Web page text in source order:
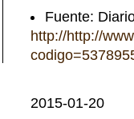
Fuente:
http://http://
2015-01-20